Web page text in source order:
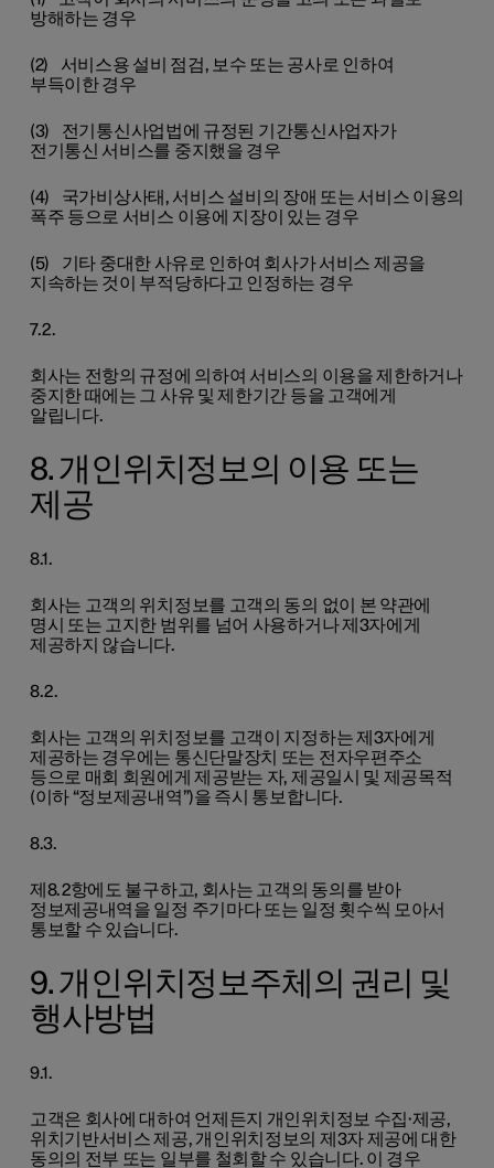
방해하는 경우
(2) 서비스용 설비 점검, 보수 또는 공사로 인하여
부득이한 경우
(3) 전기통신사업법에 규정된 기간통신사업자가
전기통신 서비스를 중지했을 경우
(4) 국가비상사태, 서비스 설비의 장애 또는 서비스 이용의
폭주 등으로 서비스 이용에 지장이 있는 경우
(5) 기타 중대한 사유로 인하여 회사가 서비스 제공을
지속하는 것이 부적당하다고 인정하는 경우
7.2.
회사는 전항의 규정에 의하여 서비스의 이용을 제한하거나
중지한 때에는 그 사유 및 제한기간 등을 고객에게
알립니다.
8. 개인위치정보의 이용 또는
제공
8.1.
회사는 고객의 위치정보를 고객의 동의 없이 본 약관에
명시 또는 고지한 범위를 넘어 사용하거나 제3자에게
제공하지 않습니다.
8.2.
회사는 고객의 위치정보를 고객이 지정하는 제3자에게
제공하는 경우에는 통신단말장치 또는 전자우편주소
등으로 매회 회원에게 제공받는 자, 제공일시 및 제공목적
(이하 “정보제공내역”)을 즉시 통보합니다.
8.3.
제8.2항에도 불구하고, 회사는 고객의 동의를 받아
정보제공내역을 일정 주기마다 또는 일정 횟수씩 모아서
통보할 수 있습니다.
9. 개인위치정보주체의 권리 및
행사방법
9.1.
고객은 회사에 대하여 언제든지 개인위치정보 수집·제공,
위치기반서비스 제공, 개인위치정보의 제3자 제공에 대한
동의의 전부 또는 일부를 철회할 수 있습니다. 이 경우